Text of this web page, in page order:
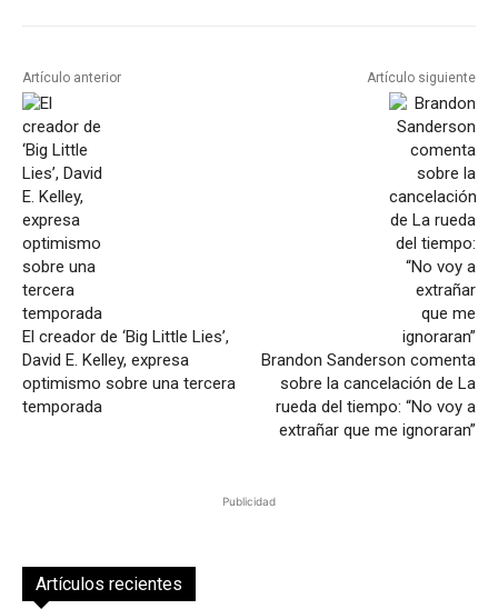
Artículo anterior
El creador de ‘Big Little Lies’,
David E. Kelley, expresa
optimismo sobre una tercera
temporada
Artículo siguiente
Brandon Sanderson comenta
sobre la cancelación de La
rueda del tiempo: “No voy a
extrañar que me ignoraran”
Publicidad
Artículos recientes